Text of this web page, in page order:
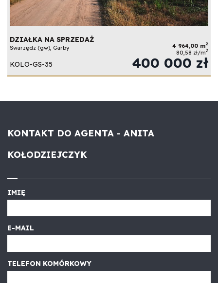
DZIAŁKA NA SPRZEDAŻ
Swarzędz (gw), Garby 4 964,00 m2
80,58 zł/m2
KOLO-GS-35 400 000 zł
KONTAKT DO AGENTA - ANITA
KOŁODZIEJCZYK
IMIĘ
E-MAIL
TELEFON KOMÓRKOWY